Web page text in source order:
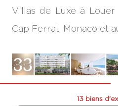
Villas de Luxe à
Cap Ferrat, Monaco et
13 biens